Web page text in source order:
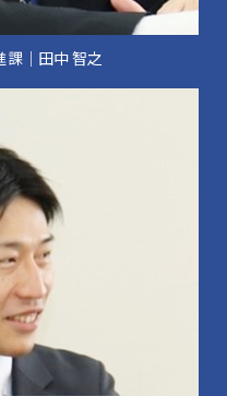
課│田中 智之